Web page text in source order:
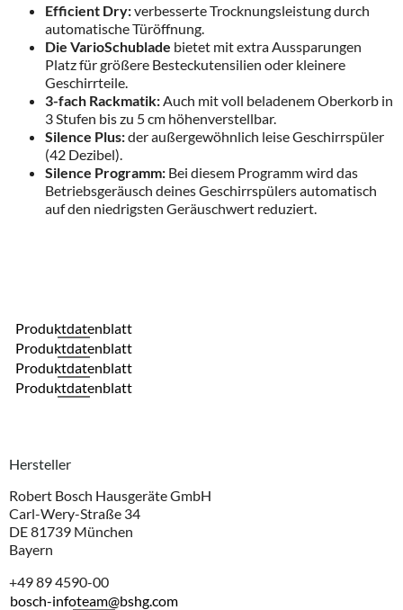
Efficient Dry:verbesserte Trocknungsleistung durch
automatische Türöffnung.
Die VarioSchublade bietet mit extra Aussparungen
Platz für größere Besteckutensilien oder kleinere
Geschirrteile.
3-fach Rackmatik: Auch mit voll beladenem Oberkorb in
3 Stufen bis zu 5 cm höhenverstellbar.
Silence Plus:der außergewöhnlich leise Geschirrspüler
(42 Dezibel).
Silence Programm: Bei diesem Programm wird das
Betriebsgeräusch deines Geschirrspülers automatisch
auf den niedrigsten Geräuschwert reduziert.
Produktdatenblatt
Produktdatenblatt
Produktdatenblatt
Produktdatenblatt
Hersteller
Robert Bosch Hausgeräte GmbH
Carl-Wery-Straße 34
DE 81739 München
Bayern
+49 89 4590-00
bosch-infoteam@bshg.com